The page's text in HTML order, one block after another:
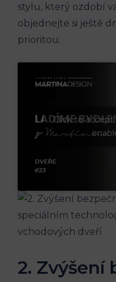
stylu, který ozdobí
objednejte si ještě
prioritou.
Click to
2. Zvýšení